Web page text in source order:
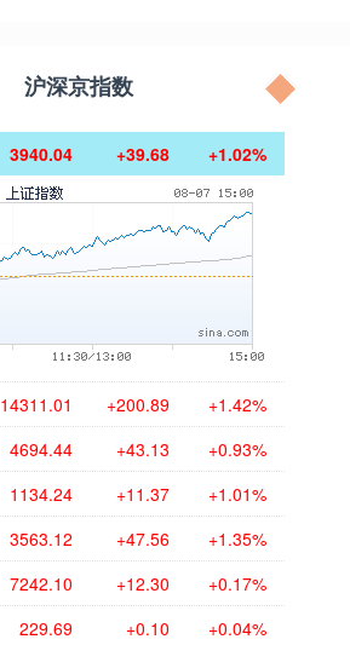
沪深京指数
3940.04 +39.68 +1.02%
14311.01 +200.89 +1.42%
4694.44 +43.13 +0.93%
1134.24 +11.37 +1.01%
3563.12 +47.56 +1.35%
7242.10 +12.30 +0.17%
229.69 +0.10 +0.04%